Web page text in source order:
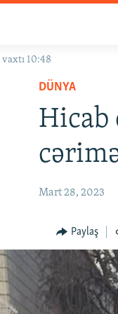
10:48
DÜNYA
Hicab
Mart 28, 2023
Paylaş